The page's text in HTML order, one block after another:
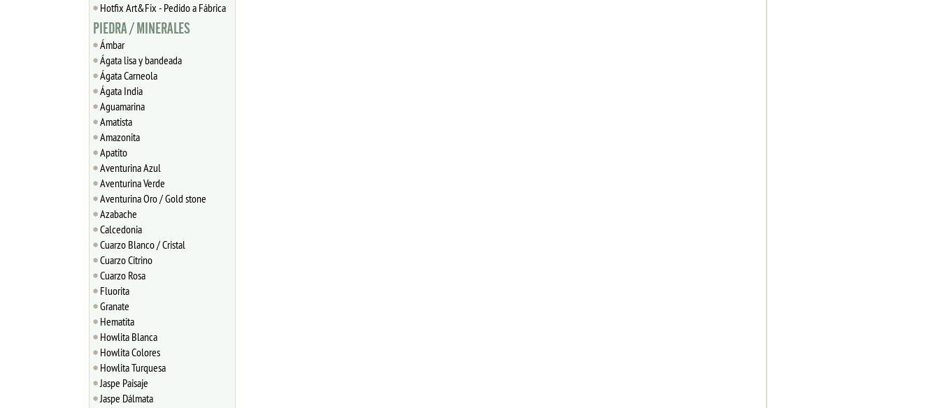
Hotfix Art&Fix - Pedido a Fábrica
PIEDRA / MINERALES
Ámbar
Ágata lisa y bandeada
Ágata Carneola
Ágata India
Aguamarina
Amatista
Amazonita
Apatito
Aventurina Azul
Aventurina Verde
Aventurina Oro / Gold stone
Azabache
Calcedonia
Cuarzo Blanco / Cristal
Cuarzo Citrino
Cuarzo Rosa
Fluorita
Granate
Hematita
Howlita Blanca
Howlita Colores
Howlita Turquesa
Jaspe Paisaje
Jaspe Dálmata